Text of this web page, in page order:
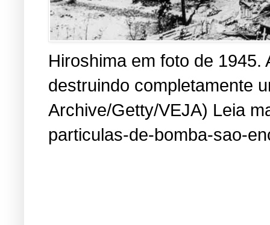
Hiroshima em foto de
destruindo completamente
Archive/Getty/VEJA) Leia
particulas-de-bomba-sao-